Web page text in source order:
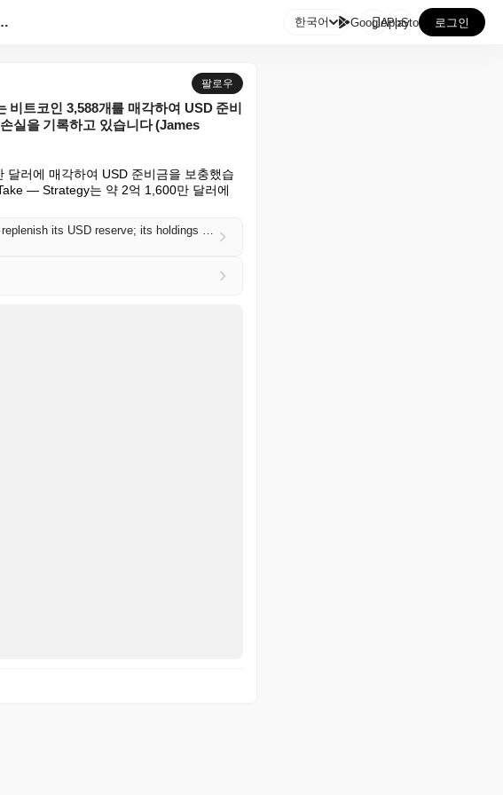
29일부터 7월 ... 한국어 GooglePlay
AppStore 로그인
팔로우
비트코인 3,588개를 매각하여 USD 준비
실을 기록하고 있습니다 (James
러에 매각하여 USD 준비금을 보충했습
— Strategy는 약 2억 1,600만 달러에
Filing: Strategy sold 3,588 bitcoin for ~$216M between June 29 and July 5 to replenish its USD reserve; its holdings have an $11.4B paper loss at current prices (James Hunt/The Block)